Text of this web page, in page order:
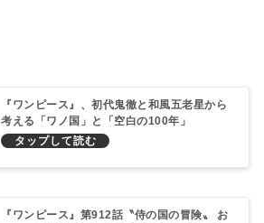
『ワンピース』、初代鬼徹と和風五老星から
考える「ワノ国」と「空白の100年」
『ワンピース』第912話〝侍の国の冒険〟 お